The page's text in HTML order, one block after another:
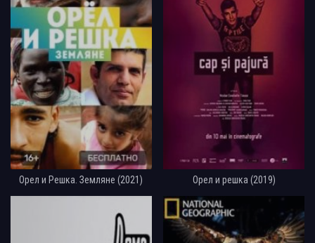
Орел и Решка. Земляне (2021) Орел и решка (2019)